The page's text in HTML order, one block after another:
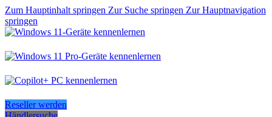
Zum Hauptinhalt springen Zur Suche springen Zur Hauptnavigation
springen
Reseller werden